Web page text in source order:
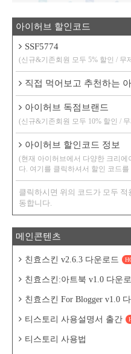
아이허브 할인코드
SSF5774
(신규&기존회원 모두 5% 할인 / 무
직접 먹어보고 추천하는
아이허브 독점브랜드
(신규&기존회원 모두 10% 할인 /
아이허브 할인코드 정보
(현재 아이허브에서 다양한 크리에
다. 여기를 클릭하셔서 할인 코드
클릭하시면 위의 코드가 모두 적
동합니다.
메인콘텐츠
친효스킨 v2.6.3 다운로드
친효스킨:아트북 v1.0 다운
친효스킨 For Blogger v1.0
티스토리 사용설명서 출간
티스토리 사용법